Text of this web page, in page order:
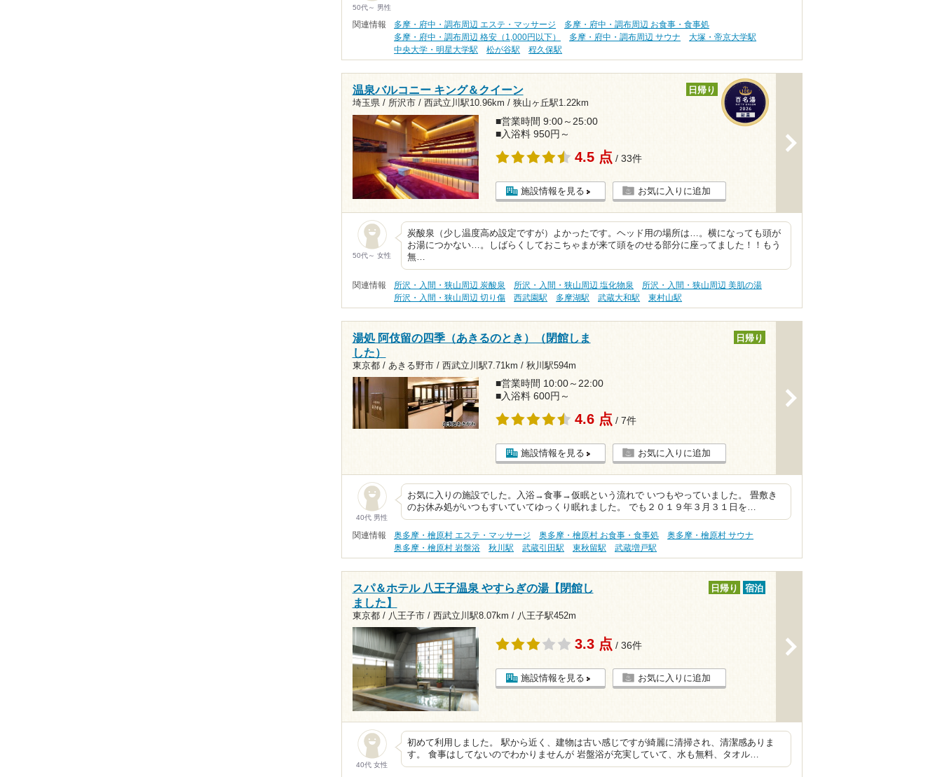
50代～ 男性
関連情報 多摩・府中・調布周辺 エステ・マッサージ
多摩・府中・調布周辺 お食事・食事処
多摩・府中・調布周辺 格安（1,000円以下）
多摩・府中・調布周辺 サウナ
大塚・帝京大学駅
中央大学・明星大学駅
松が谷駅 程久保駅
温泉バルコニー キング＆クイーン
埼玉県 / 所沢市 / 西武立川駅10.96km / 狭山ヶ丘駅1.22km
日帰り
■営業時間 9:00～25:00
■入浴料 950円～
4.5 点 / 33件
施設情報を見る お気に入りに追加
50代～ 女性
炭酸泉（少し温度高め設定ですが）よかったです。ヘッド用の場所は…。横になっても頭が
お湯につかない…。しばらくしておこちゃまが来て頭をのせる部分に座ってました！！もう
無…
関連情報 所沢・入間・狭山周辺 炭酸泉 所沢・入間・狭山周辺 塩化物泉
所沢・入間・狭山周辺 美肌の湯
所沢・入間・狭山周辺 切り傷
西武園駅 多摩湖駅 武蔵大和駅 東村山駅
湯処 阿伎留の四季（あきるのとき）（閉館しま
した）
東京都 / あきる野市 / 西武立川駅7.71km / 秋川駅594m
日帰り
■営業時間 10:00～22:00
■入浴料 600円～
4.6 点 / 7件
施設情報を見る お気に入りに追加
40代 男性
お気に入りの施設でした。入浴→食事→仮眠という流れで いつもやっていました。 畳敷き
のお休み処がいつもすいていてゆっくり眠れました。 でも２０１９年３月３１日を…
関連情報 奥多摩・檜原村 エステ・マッサージ 奥多摩・檜原村 お食事・食事処
奥多摩・檜原村 サウナ
奥多摩・檜原村 岩盤浴
秋川駅 武蔵引田駅 東秋留駅 武蔵増戸駅
スパ＆ホテル 八王子温泉 やすらぎの湯【閉館し
ました】
東京都 / 八王子市 / 西武立川駅8.07km / 八王子駅452m
日帰り 宿泊
3.3 点 / 36件
施設情報を見る お気に入りに追加
40代 女性
初めて利用しました。 駅から近く、建物は古い感じですが綺麗に清掃され、清潔感ありま
す。 食事はしてないのでわかりませんが 岩盤浴が充実していて、水も無料、タオル…